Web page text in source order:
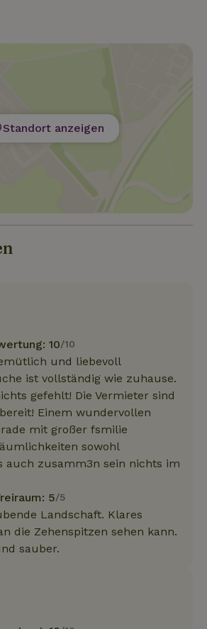
Standort anzeigen
10/10
und liebevoll
ist vollständig wie zuhause.
gefehlt! Die Vermieter sind
Einem wundervollen
mit großer fsmilie
sowohl
auch zusamm3n sein nichts im
5/5
Landschaft. Klares
die Zehenspitzen sehen kann.
sauber.